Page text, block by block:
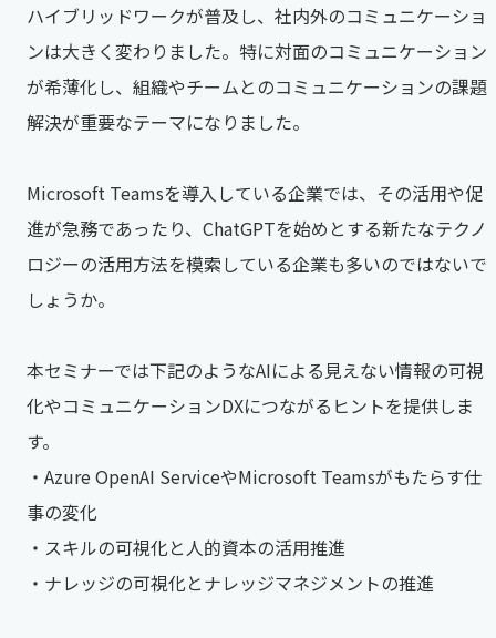
ハイブリッドワークが普及し、社内外のコミュニケーショ
ンは大きく変わりました。特に対面のコミュニケーション
が希薄化し、組織やチームとのコミュニケーションの課題
解決が重要なテーマになりました。
Microsoft Teamsを導入している企業では、その活用や促
進が急務であったり、ChatGPTを始めとする新たなテクノ
ロジーの活用方法を模索している企業も多いのではないで
しょうか。
本セミナーでは下記のようなAIによる見えない情報の可視
化やコミュニケーションDXにつながるヒントを提供しま
す。
・Azure OpenAI ServiceやMicrosoft Teamsがもたらす仕
事の変化
・スキルの可視化と人的資本の活用推進
・ナレッジの可視化とナレッジマネジメントの推進